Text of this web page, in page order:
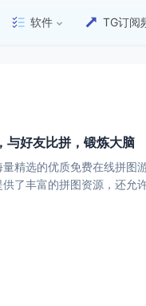
软件 TG订阅
与好友比拼，锻炼大脑
精选的优质免费在线拼图